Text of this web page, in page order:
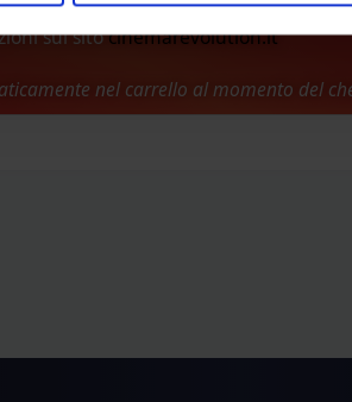
sul sitocinemarevolution.it
nel carrello al momento del